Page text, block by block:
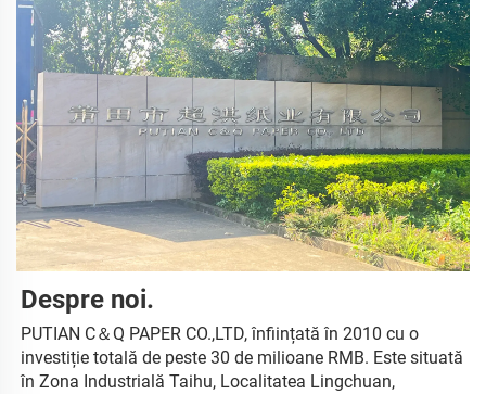
Despre noi.
PUTIAN C＆Q PAPER CO.,LTD, înființată în 2010 cu o
investiție totală de peste 30 de milioane RMB. Este situată
în Zona Industrială Taihu, Localitatea Lingchuan,